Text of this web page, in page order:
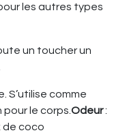
les autres types
un toucher un
S’utilise comme
le corps. Odeur:
de coco